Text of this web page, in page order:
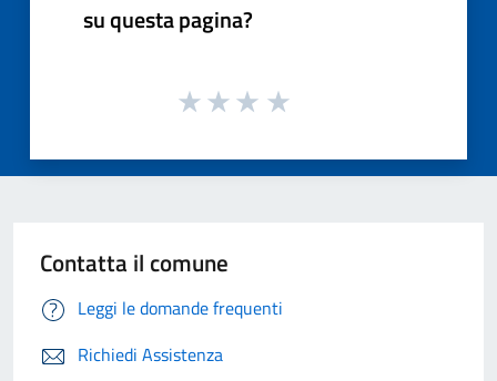
su questa pagina?
Contatta il comune
Leggi le domande frequenti
Richiedi Assistenza